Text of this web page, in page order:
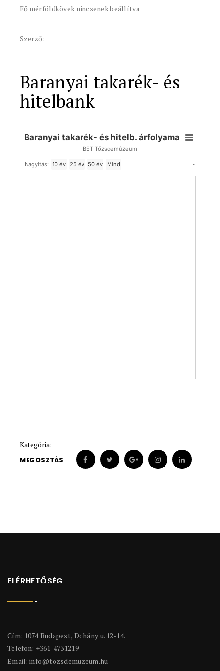
Fő mérföldkövek nincsenek beállítva
Szerző:
Baranyai takarék- és
hitelbank
Baranyai takarék- és hitelb. árfolyama
BÉT Tőzsdemúzeum
Nagyítás: 10 év 25 év 50 év Mind -
Kategória:
MEGOSZTÁS
ELÉRHETŐSÉG
Cím: 1074 Budapest, Dohány u. 12-14.
Telefon: +361-4731219
Email: info@tozsdemuzeum.hu